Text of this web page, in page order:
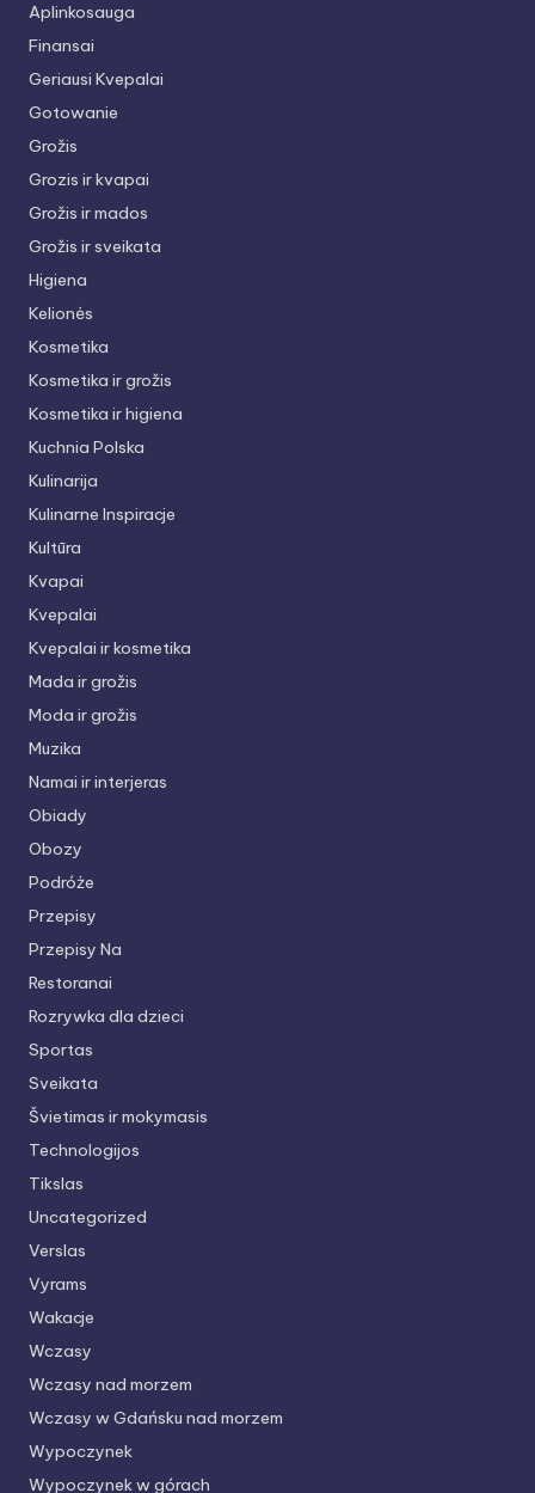
Aplinkosauga
Finansai
Geriausi Kvepalai
Gotowanie
Grožis
Grozis ir kvapai
Grožis ir mados
Grožis ir sveikata
Higiena
Kelionės
Kosmetika
Kosmetika ir grožis
Kosmetika ir higiena
Kuchnia Polska
Kulinarija
Kulinarne Inspiracje
Kultūra
Kvapai
Kvepalai
Kvepalai ir kosmetika
Mada ir grožis
Moda ir grožis
Muzika
Namai ir interjeras
Obiady
Obozy
Podróże
Przepisy
Przepisy Na
Restoranai
Rozrywka dla dzieci
Sportas
Sveikata
Švietimas ir mokymasis
Technologijos
Tikslas
Uncategorized
Verslas
Vyrams
Wakacje
Wczasy
Wczasy nad morzem
Wczasy w Gdańsku nad morzem
Wypoczynek
Wypoczynek w górach